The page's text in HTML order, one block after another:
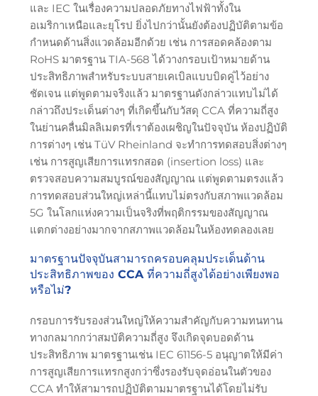
และ IEC ในเรื่องความปลอดภัยทางไฟฟ้าทั้งใน
อเมริกาเหนือและยุโรป ยิ่งไปกว่านั้นยังต้องปฏิบัติตามข้อ
กำหนดด้านสิ่งแวดล้อมอีกด้วย เช่น การสอดคล้องตาม
RoHS มาตรฐาน TIA-568 ได้วางกรอบเป้าหมายด้าน
ประสิทธิภาพสำหรับระบบสายเคเบิลแบบบิดคู่ไว้อย่าง
ชัดเจน แต่พูดตามจริงแล้ว มาตรฐานดังกล่าวแทบไม่ได้
กล่าวถึงประเด็นต่างๆ ที่เกิดขึ้นกับวัสดุ CCA ที่ความถี่สูง
ในย่านคลื่นมิลลิเมตรที่เราต้องเผชิญในปัจจุบัน ห้องปฏิบัติ
การต่างๆ เช่น TüV Rheinland จะทำการทดสอบสิ่งต่างๆ
เช่น การสูญเสียการแทรกสอด (insertion loss) และ
ตรวจสอบความสมบูรณ์ของสัญญาณ แต่พูดตามตรงแล้ว
การทดสอบส่วนใหญ่เหล่านี้แทบไม่ตรงกับสภาพแวดล้อม
5G ในโลกแห่งความเป็นจริงที่พฤติกรรมของสัญญาณ
แตกต่างอย่างมากจากสภาพแวดล้อมในห้องทดลองเลย
มาตรฐานปัจจุบันสามารถครอบคลุมประเด็นด้าน
ประสิทธิภาพของ CCA ที่ความถี่สูงได้อย่างเพียงพอ
หรือไม่?
กรอบการรับรองส่วนใหญ่ให้ความสำคัญกับความทนทาน
ทางกลมากกว่าสมบัติความถี่สูง จึงเกิดจุดบอดด้าน
ประสิทธิภาพ มาตรฐานเช่น IEC 61156-5 อนุญาตให้มีค่า
การสูญเสียการแทรกสูงกว่าซึ่งรองรับจุดอ่อนในตัวของ
CCA ทำให้สามารถปฏิบัติตามมาตรฐานได้โดยไม่รับ